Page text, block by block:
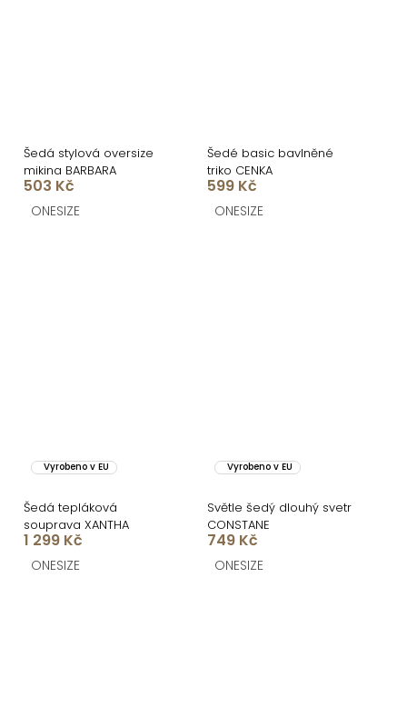
Šedá stylová oversize
mikina BARBARA
503 Kč
ONESIZE
Šedé basic bavlněné
triko CENKA
599 Kč
ONESIZE
Vyrobeno v EU
Šedá tepláková
souprava XANTHA
1 299 Kč
ONESIZE
Vyrobeno v EU
Světle šedý dlouhý svetr
CONSTANE
749 Kč
ONESIZE